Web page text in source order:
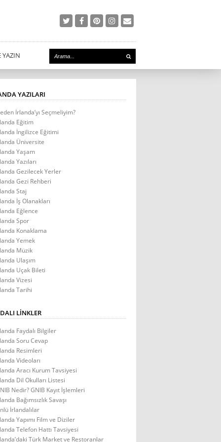
YAZIN
YAZILARI
İrlanda’yı Seçmeliyim?
Eğitim
İngilizce Eğitimi
Üniversite
Yaşam
Yazıları
Gezilecek Yerler
Gezi Rehberi
Staj
İş Olanakları
Eğlence
Spor
Konaklama
Yemek
Müzik
Ulaşım
Uçak Bileti
Vizesi
Tarihi
LINKLER
Faydalı Bilgiler
Soru Cevap
Resimleri
Videoları
Aracı Kurum Tavsiyesi
Dil Okulları Listesi
Nedir? GNIB Kayıt İşlemleri
Bağımsızlık Savaşı
İrlandalılar
Yapımı Film ve Diziler
Telefon Hattı Tavsiyesi
Türk Market ve Restoranlar